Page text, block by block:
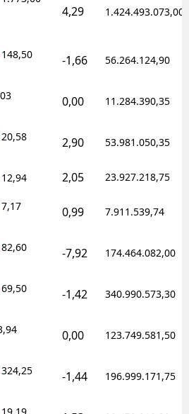
4,29 1.424.493.073,00
148,50 -1,66 56.264.124,90
0,00 11.284.390,35
20,58 2,90 53.981.050,35
12,94 2,05 23.927.218,75
7,17 0,99 7.911.539,74
82,60 -7,92 174.464.082,00
69,50 -1,42 340.990.573,30
0,00 123.749.581,50
324,25 -1,44 196.999.171,75
19,19